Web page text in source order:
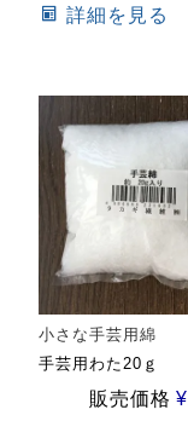
詳細を見る
小さな手芸用綿
手芸用わた20ｇ
販売価格 ¥